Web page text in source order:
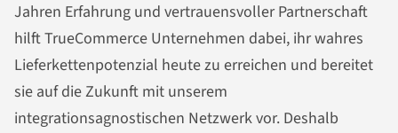
Jahren Erfahrung und vertrauensvoller Partnerschaft
hilft TrueCommerce Unternehmen dabei, ihr wahres
Lieferkettenpotenzial heute zu erreichen und bereitet
sie auf die Zukunft mit unserem
integrationsagnostischen Netzwerk vor. Deshalb